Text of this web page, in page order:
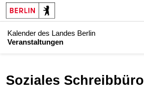
Kalender des Landes Berlin
Veranstaltungen
Soziales Schreibbüro